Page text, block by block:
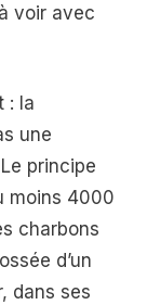
voir avec
: la
une
principe
moins 4000
charbons
d’un
dans ses